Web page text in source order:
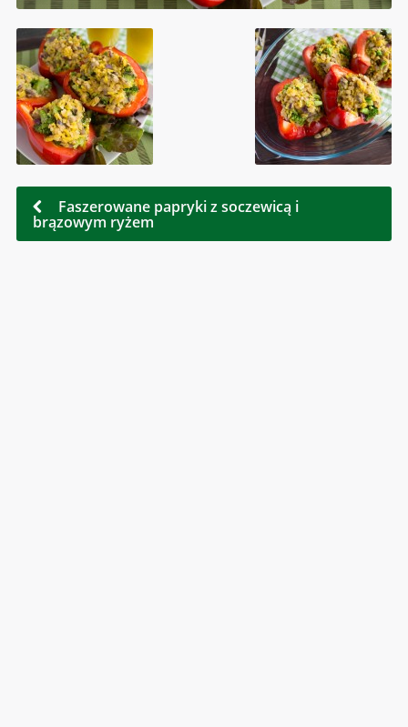
Faszerowane papryki z soczewicą i
brązowym ryżem